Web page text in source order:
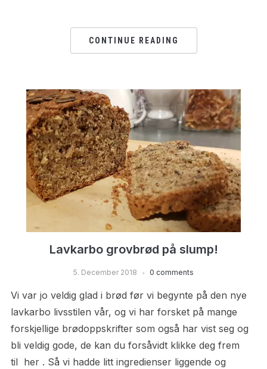
CONTINUE READING
Lavkarbo grovbrød på slump!
5. December 2018 0 comments
Vi var jo veldig glad i brød før vi begynte på den nye
lavkarbo livsstilen vår, og vi har forsket på mange
forskjellige brødoppskrifter som også har vist seg og
bli veldig gode, de kan du forsåvidt klikke deg frem
til her . Så vi hadde litt ingredienser liggende og